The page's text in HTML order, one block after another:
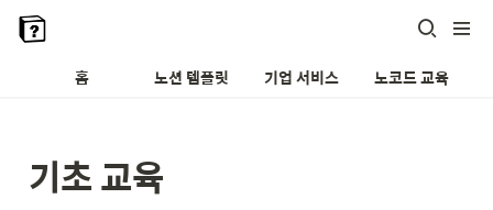
홈 노션 템플릿 기업 서비스 노코드 교육
기초 교육